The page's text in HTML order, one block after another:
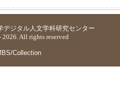
デジタル人文学科研究センター
All rights reserved
Collection